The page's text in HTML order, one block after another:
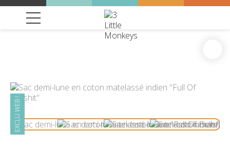
EXCLU WEB !